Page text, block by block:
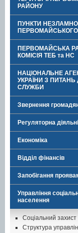
РАЙОНУ
ПУНКТИ
ПЕРВОМАЙСЬКА
КОМІСІЯ ТЕБ та НС
НАЦІОНАЛЬНЕ
УКРАЇНИ З ПИТАНЬ
СЛУЖБИ
Звернення
Регуляторна
Економіка
Відділ фінансів
Запобігання
Управління
населення
Соціальний
Структура